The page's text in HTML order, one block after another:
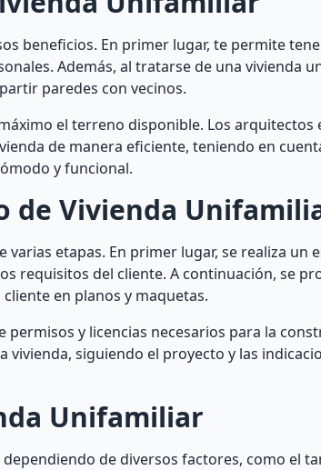
beneficios. En primer lugar, te permite
Además, al tratarse de una vivienda
paredes con vecinos.
el terreno disponible. Los arquitectos
de manera eficiente, teniendo en
y funcional.
de Vivienda
etapas. En primer lugar, se realiza un
requisitos del cliente. A continuación, se
en planos y maquetas.
y licencias necesarios para la
siguiendo el proyecto y las
Unifamiliar
de diversos factores, como el